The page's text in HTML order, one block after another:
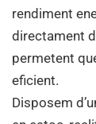
rendiment
directament
permetent
eficient.
Disposem